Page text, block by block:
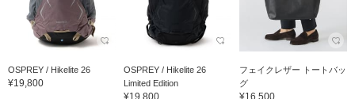
OSPREY / Hikelite 26
¥19,800
OSPREY / Hikelite 26
Limited Edition
¥19,800
フェイクレザー トートバッ
グ
¥16,500